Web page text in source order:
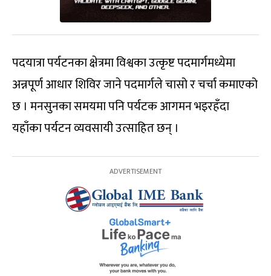
पदयात्रा पर्यटनका क्षेत्रमा विश्वका उत्कृष्ट पदमार्गमध्येमा
अन्नपूर्ण आधार शिविर जाने पदमार्गले चासो र चर्चा कमाएको
छ । मनसुनका समयमा पनि पर्यटक आगमन भइरहँदा
यहाँका पर्यटन व्यवसायी उत्साहित छन् ।